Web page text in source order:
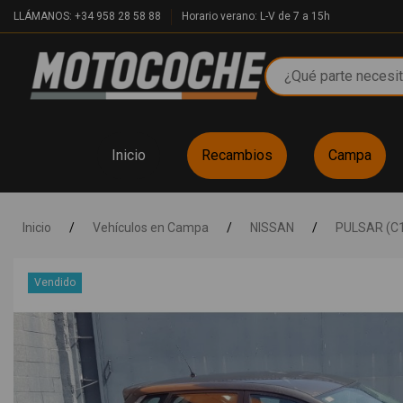
LLÁMANOS: +34 958 28 58 88 Horario verano: L-V de 7 a 15h
Inicio Recambios Campa
Inicio / Vehículos en Campa / NISSAN / PULSAR
Vendido